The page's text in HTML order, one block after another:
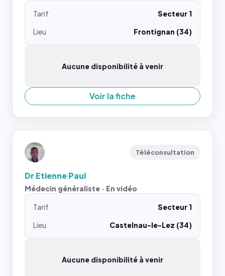
Tarif
Secteur 1
Lieu
Frontignan (34)
Aucune disponibilité à venir
Voir la fiche
Téléconsultation
Dr Etienne Paul
Médecin généraliste · En vidéo
Tarif
Secteur 1
Lieu
Castelnau-le-Lez (34)
Aucune disponibilité à venir